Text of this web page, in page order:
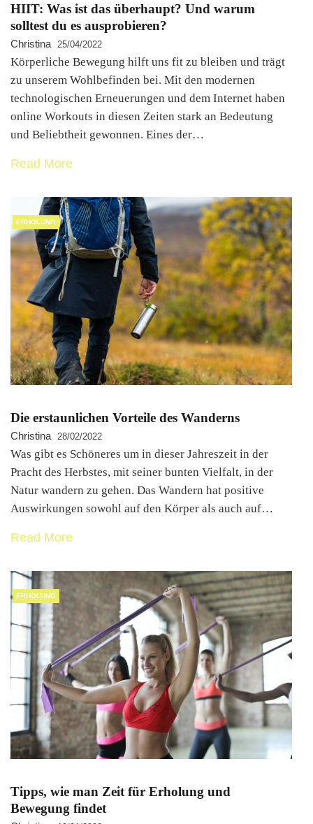
HIIT: Was ist das überhaupt? Und warum
solltest du es ausprobieren?
Christina 25/04/2022
Körperliche Bewegung hilft uns fit zu bleiben und trägt
zu unserem Wohlbefinden bei. Mit den modernen
technologischen Erneuerungen und dem Internet haben
online Workouts in diesen Zeiten stark an Bedeutung
und Beliebtheit gewonnen. Eines der…
Read More
ERHOLUNG
Die erstaunlichen Vorteile des Wanderns
Christina 28/02/2022
Was gibt es Schöneres um in dieser Jahreszeit in der
Pracht des Herbstes, mit seiner bunten Vielfalt, in der
Natur wandern zu gehen. Das Wandern hat positive
Auswirkungen sowohl auf den Körper als auch auf…
Read More
ERHOLUNG
Tipps, wie man Zeit für Erholung und
Bewegung findet